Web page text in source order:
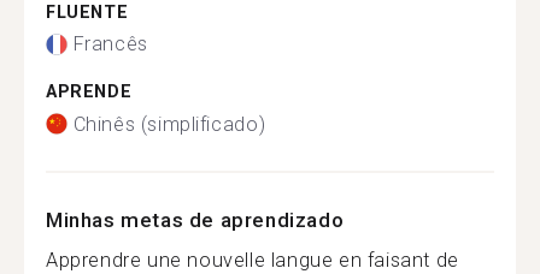
FLUENTE
Francês
APRENDE
Chinês (simplificado)
Minhas metas de aprendizado
Apprendre une nouvelle langue en faisant de